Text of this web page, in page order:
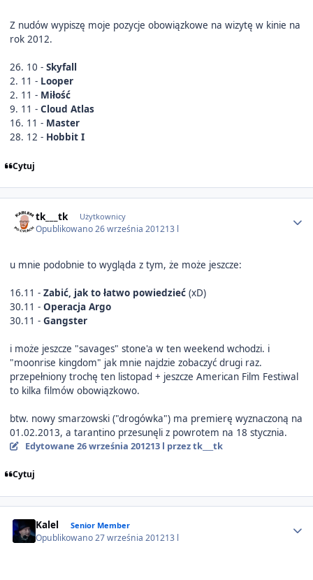
Z nudów wypiszę moje pozycje obowiązkowe na wizytę w kinie na
rok 2012.
26. 10 - Skyfall
2. 11 - Looper
2. 11 - Miłość
9. 11 - Cloud Atlas
16. 11 - Master
28. 12 - Hobbit I
Cytuj
tk___tk Użytkownicy
Opublikowano26 września 201213 l
u mnie podobnie to wygląda z tym, że może jeszcze:
16.11 - Zabić, jak to łatwo powiedzieć (xD)
30.11 - Operacja Argo
30.11 - Gangster
i może jeszcze "savages" stone'a w ten weekend wchodzi. i
"moonrise kingdom" jak mnie najdzie zobaczyć drugi raz.
przepełniony trochę ten listopad + jeszcze American Film Festiwal
to kilka filmów obowiązkowo.
btw. nowy smarzowski ("drogówka") ma premierę wyznaczoną na
01.02.2013, a tarantino przesunęli z powrotem na 18 stycznia.
Edytowane 26 września 201213 l przez tk___tk
Cytuj
Kalel Senior Member
Opublikowano27 września 201213 l